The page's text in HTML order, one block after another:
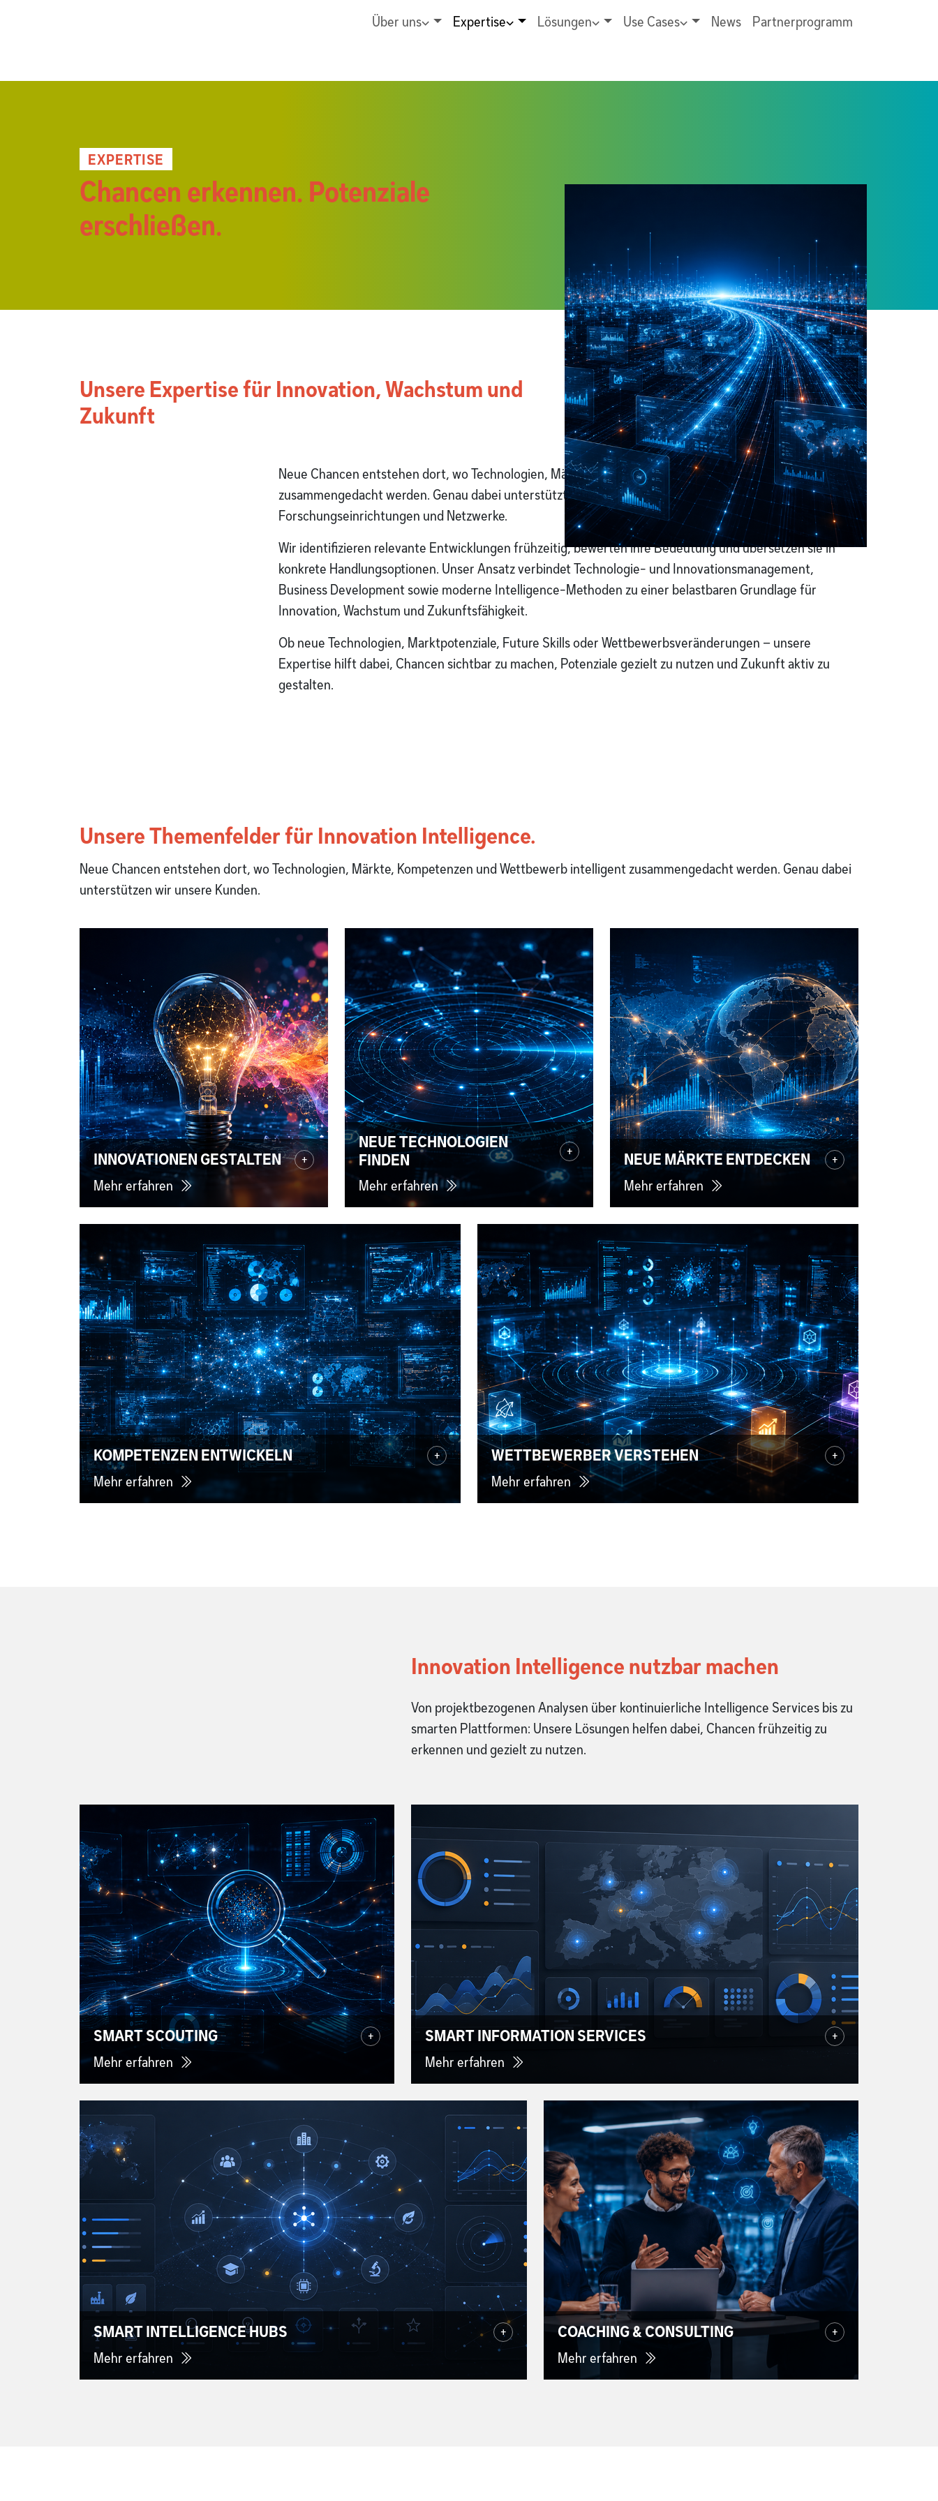
Über uns Expertise Lösungen Use Cases News Partnerprogramm
EXPERTISE
Chancen erkennen. Potenziale
erschließen.
Unsere Expertise für Innovation, Wachstum und
Zukunft
Neue Chancen entstehen dort, wo Technologien, Märkte, Kompetenzen und Wettbewerb intelligent
zusammengedacht werden. Genau dabei unterstützt TECINTELLI Unternehmen,
Forschungseinrichtungen und Netzwerke.
Wir identifizieren relevante Entwicklungen frühzeitig, bewerten ihre Bedeutung und übersetzen sie in
konkrete Handlungsoptionen. Unser Ansatz verbindet Technologie- und Innovationsmanagement,
Business Development sowie moderne Intelligence-Methoden zu einer belastbaren Grundlage für
Innovation, Wachstum und Zukunftsfähigkeit.
Ob neue Technologien, Marktpotenziale, Future Skills oder Wettbewerbsveränderungen – unsere
Expertise hilft dabei, Chancen sichtbar zu machen, Potenziale gezielt zu nutzen und Zukunft aktiv zu
gestalten.
Unsere Themenfelder für Innovation Intelligence.
Neue Chancen entstehen dort, wo Technologien, Märkte, Kompetenzen und Wettbewerb intelligent zusammengedacht werden. Genau dabei
unterstützen wir unsere Kunden.
INNOVATIONEN GESTALTEN +
Mehr erfahren
NEUE TECHNOLOGIEN
FINDEN
+
Mehr erfahren
NEUE MÄRKTE ENTDECKEN +
Mehr erfahren
KOMPETENZEN ENTWICKELN +
Mehr erfahren
WETTBEWERBER VERSTEHEN +
Mehr erfahren
Innovation Intelligence nutzbar machen
Von projektbezogenen Analysen über kontinuierliche Intelligence Services bis zu
smarten Plattformen: Unsere Lösungen helfen dabei, Chancen frühzeitig zu
erkennen und gezielt zu nutzen.
SMART SCOUTING +
Mehr erfahren
SMART INFORMATION SERVICES +
Mehr erfahren
SMART INTELLIGENCE HUBS +
Mehr erfahren
COACHING & CONSULTING +
Mehr erfahren